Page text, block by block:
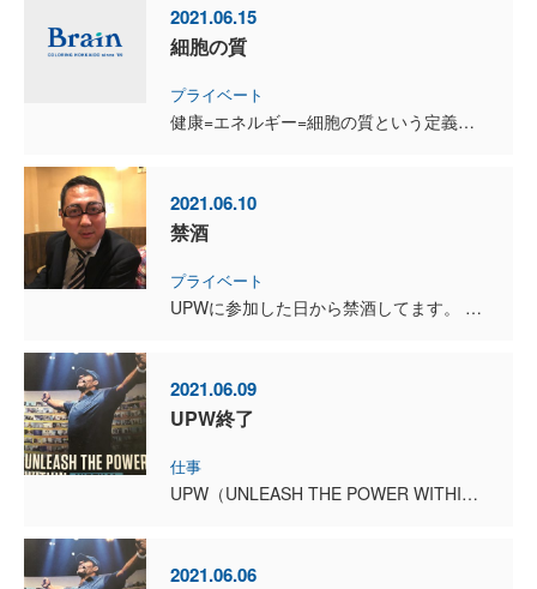
2021.06.15
細胞の質
プライベート
健康=エネルギー=細胞の質という定義が、とてもしっくりきています。 興味がある方は、参考にしてください。 1）呼吸とリンパの力 横隔膜を意識する 8秒呼吸:32秒止める:16秒で吐き出す（...
2021.06.10
禁酒
プライベート
UPWに参加した日から禁酒してます。 今日で８日目です。 結婚してから28年目になりますが、これは自分自身の中では快挙です。 これまでも2年前に鎖骨の手術で入院したときの、4日間が最...
2021.06.09
UPW終了
仕事
UPW（UNLEASH THE POWER WITHIN )に4日間参加してきましたが、とても充実したセミナーでした。 オンラインによる日本語同時通訳付きでのプログラムなんですが、通訳の方が本当...
2021.06.06